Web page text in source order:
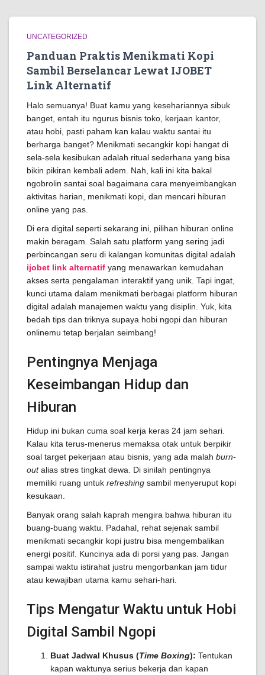
UNCATEGORIZED
Panduan Praktis Menikmati Kopi
Sambil Berselancar Lewat IJOBET
Link Alternatif
Halo semuanya! Buat kamu yang kesehariannya sibuk
banget, entah itu ngurus bisnis toko, kerjaan kantor,
atau hobi, pasti paham kan kalau waktu santai itu
berharga banget? Menikmati secangkir kopi hangat di
sela-sela kesibukan adalah ritual sederhana yang bisa
bikin pikiran kembali adem. Nah, kali ini kita bakal
ngobrolin santai soal bagaimana cara menyeimbangkan
aktivitas harian, menikmati kopi, dan mencari hiburan
online yang pas.
Di era digital seperti sekarang ini, pilihan hiburan online
makin beragam. Salah satu platform yang sering jadi
perbincangan seru di kalangan komunitas digital adalah
ijobet link alternatif yang menawarkan kemudahan
akses serta pengalaman interaktif yang unik. Tapi ingat,
kunci utama dalam menikmati berbagai platform hiburan
digital adalah manajemen waktu yang disiplin. Yuk, kita
bedah tips dan triknya supaya hobi ngopi dan hiburan
onlinemu tetap berjalan seimbang!
Pentingnya Menjaga
Keseimbangan Hidup dan
Hiburan
Hidup ini bukan cuma soal kerja keras 24 jam sehari.
Kalau kita terus-menerus memaksa otak untuk berpikir
soal target pekerjaan atau bisnis, yang ada malah burn-
outalias stres tingkat dewa. Di sinilah pentingnya
memiliki ruang untuk refreshing sambil menyeruput kopi
kesukaan.
Banyak orang salah kaprah mengira bahwa hiburan itu
buang-buang waktu. Padahal, rehat sejenak sambil
menikmati secangkir kopi justru bisa mengembalikan
energi positif. Kuncinya ada di porsi yang pas. Jangan
sampai waktu istirahat justru mengorbankan jam tidur
atau kewajiban utama kamu sehari-hari.
Tips Mengatur Waktu untuk Hobi
Digital Sambil Ngopi
Buat Jadwal Khusus (Time Boxing): Tentukan
kapan waktunya serius bekerja dan kapan